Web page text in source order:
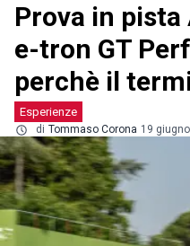
Prova in pista
e-tron GT
perchè il
Esperienze
di Tommaso Corona 19